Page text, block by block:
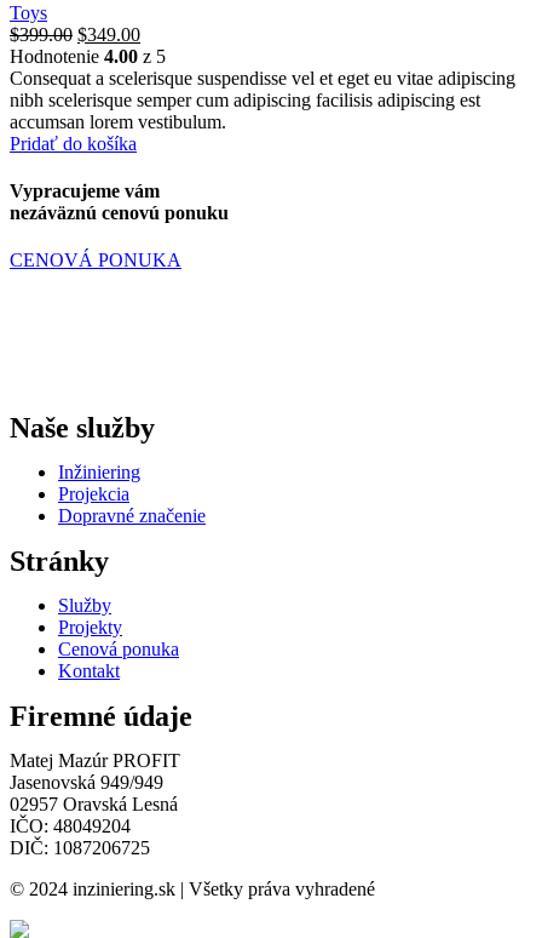
Toys
$399.00 $349.00
Hodnotenie 4.00 z 5
Consequat a scelerisque suspendisse vel et eget eu vitae adipiscing
nibh scelerisque semper cum adipiscing facilisis adipiscing est
accumsan lorem vestibulum.
Pridať do košíka
Vypracujeme vám
nezáväznú cenovú ponuku
CENOVÁ PONUKA
Naše služby
Inžiniering
Projekcia
Dopravné značenie
Stránky
Služby
Projekty
Cenová ponuka
Kontakt
Firemné údaje
Matej Mazúr PROFIT
Jasenovská 949/949
02957 Oravská Lesná
IČO: 48049204
DIČ: 1087206725
© 2024 inziniering.sk | Všetky práva vyhradené